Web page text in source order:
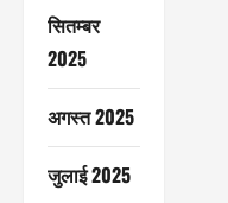
सितम्बर
2025
अगस्त 2025
जुलाई 2025